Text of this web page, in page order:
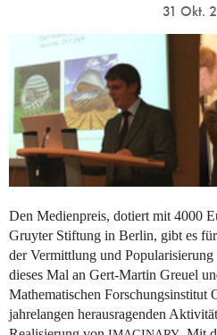
31 Okt.
Den Medienpreis, dotiert mit 4000
Gruyter Stiftung in Berlin, gibt es
der Vermittlung und
dieses Mal an Gert-Martin Greuel
Mathematischen Forschungsinstitut
jahrelangen herausragenden